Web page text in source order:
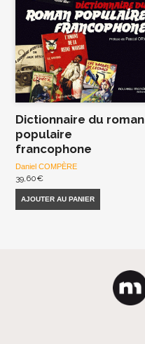
Dictionnaire du roman
populaire
francophone
Daniel COMPÈRE
39,60€
AJOUTER AU PANIER